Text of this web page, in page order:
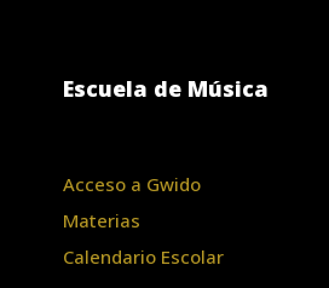
Escuela de Música
Acceso a Gwido
Materias
Calendario Escolar